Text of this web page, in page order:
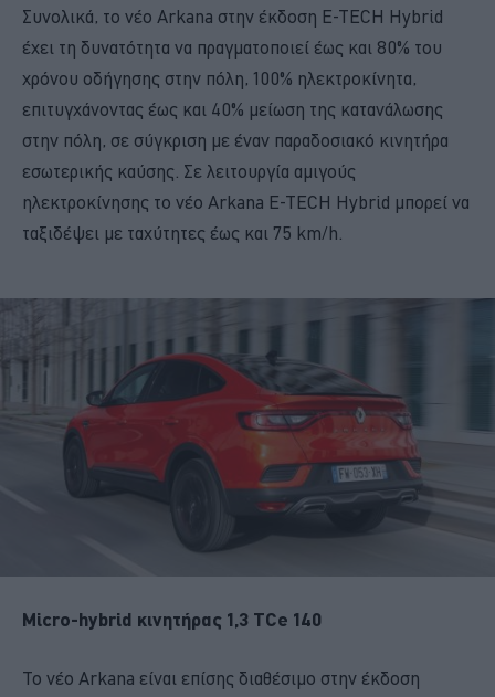
Συνολικά, το νέο Arkana στην έκδοση E-TECH Hybrid
έχει τη δυνατότητα να πραγματοποιεί έως και 80% του
χρόνου οδήγησης στην πόλη, 100% ηλεκτροκίνητα,
επιτυγχάνοντας έως και 40% μείωση της κατανάλωσης
στην πόλη, σε σύγκριση με έναν παραδοσιακό κινητήρα
εσωτερικής καύσης. Σε λειτουργία αμιγούς
ηλεκτροκίνησης το νέο Arkana E-TECH Hybrid μπορεί να
ταξιδέψει με ταχύτητες έως και 75 km/h.
Micro-hybrid κινητήρας 1,3 TCe 140
Το νέο Arkana είναι επίσης διαθέσιμο στην έκδοση